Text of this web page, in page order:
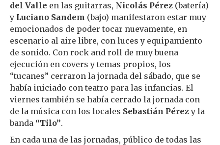
del Valle en las guitarras, Nicolás Pérez (batería)
y Luciano Sandem (bajo) manifestaron estar muy
emocionados de poder tocar nuevamente, en
escenario al aire libre, con luces y equipamiento
de sonido. Con rock and roll de muy buena
ejecución en covers y temas propios, los
“tucanes” cerraron la jornada del sábado, que se
había iniciado con teatro para las infancias. El
viernes también se había cerrado la jornada con
de la música con los locales Sebastián Pérezy la
banda “Tilo”.
En cada una de las jornadas, público de todas las